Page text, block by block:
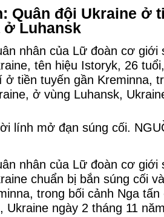
Quân đội Ukraine ở
ở Luhansk
lính mở đạn súng cối.